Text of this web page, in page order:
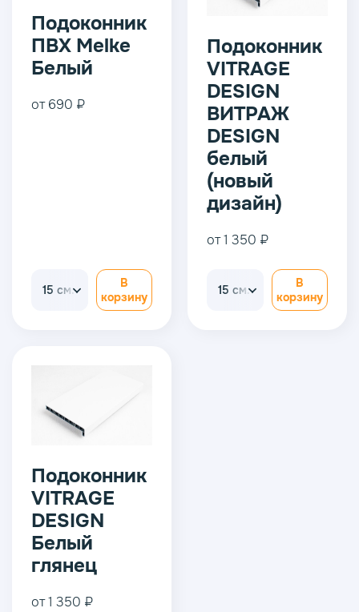
Подоконник
ПВХ Melke
Белый
от 690 ₽
15 см.
В
корзину
Подоконник
VITRAGE
DESIGN
ВИТРАЖ
DESIGN
белый
(новый
дизайн)
от 1 350 ₽
15 см.
В
корзину
Подоконник
VITRAGE
DESIGN
Белый
глянец
от 1 350 ₽